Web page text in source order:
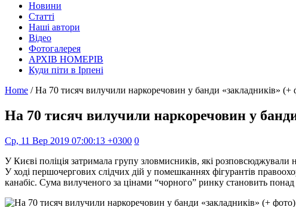
Новини
Статті
Наші автори
Відео
Фотогалерея
АРХІВ НОМЕРІВ
Куди піти в Ірпені
Home / На 70 тисяч вилучили наркоречовин у банди «закладників» (+
На 70 тисяч вилучили наркоречовин у
Ср, 11 Вер 2019 07:00:13 +0300 0
У Києві поліція затримала групу зловмисників, які розповсюджували
У ході першочергових слідчих дій у помешканнях фігурантів
канабіс. Сума вилученого за цінами “чорного” ринку становить